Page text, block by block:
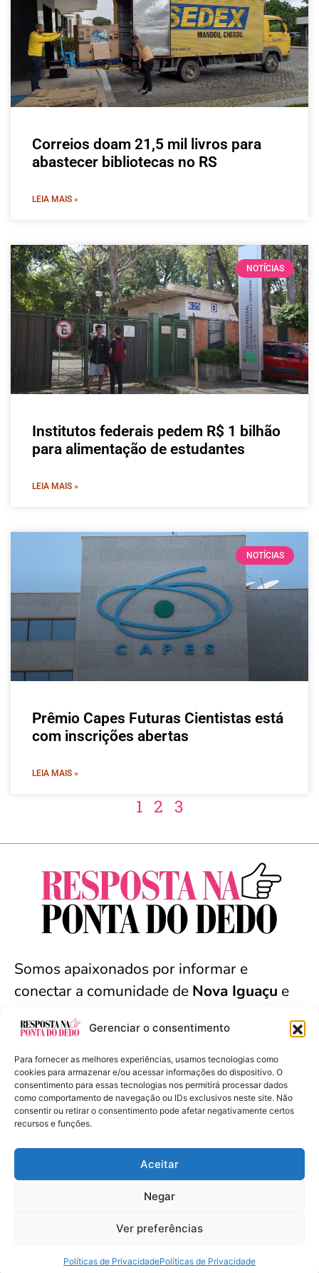
Gerenciar o consentimento
Para fornecer as melhores experiências, usamos tecnologias como
cookies para armazenar e/ou acessar informações do dispositivo. O
consentimento para essas tecnologias nos permitirá processar dados
como comportamento de navegação ou IDs exclusivos neste site. Não
consentir ou retirar o consentimento pode afetar negativamente certos
recursos e funções.
Aceitar
Negar
Ver preferências
Políticas de PrivacidadePolíticas de Privacidade
Correios doam 21,5 mil livros para
abastecer bibliotecas no RS
LEIA MAIS »
NOTÍCIAS
Institutos federais pedem R$ 1 bilhão
para alimentação de estudantes
LEIA MAIS »
NOTÍCIAS
Prêmio Capes Futuras Cientistas está
com inscrições abertas
LEIA MAIS »
1 2 3
Somos apaixonados por informar e
conectar a comunidade de Nova Iguaçu e
arredores. Seja bem-vindo(a).
Resposta na Ponta do Dedo - Copyright ©
2024 Todos os Direitos Reservados
Políticas de Privacidade
Parcerias e Anúncios
Contato